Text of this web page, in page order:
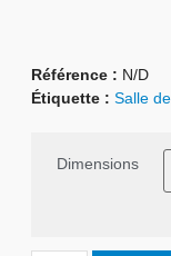
Référence : N/D
Étiquette : Salle
Dimensions